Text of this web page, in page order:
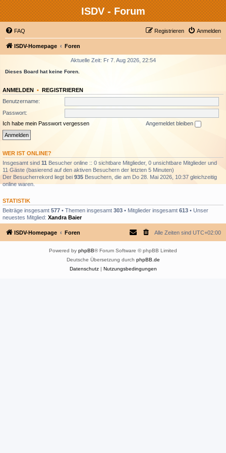
ISDV - Forum
FAQ Anmelden
Registrieren
ISDV-Homepage Foren
Aktuelle Zeit: Fr 7. Aug 2026, 22:54
Dieses Board hat keine Foren.
ANMELDEN • REGISTRIEREN
Benutzername:
Passwort:
Ich habe mein Passwort vergessen
Angemeldet bleiben
WER IST ONLINE?
Insgesamt sind 11 Besucher online :: 0 sichtbare Mitglieder, 0 unsichtbare Mitglieder und
11 Gäste (basierend auf den aktiven Besuchern der letzten 5 Minuten)
Der Besucherrekord liegt bei 935 Besuchern, die am Do 28. Mai 2026, 10:37 gleichzeitig
online waren.
STATISTIK
Beiträge insgesamt 577 • Themen insgesamt 303 • Mitglieder insgesamt 613 • Unser
neuestes Mitglied: Xandra Baier
ISDV-Homepage Foren Alle Zeiten sind UTC+02:00
Powered by phpBB® Forum Software © phpBB Limited
Deutsche Übersetzung durch phpBB.de
Datenschutz| Nutzungsbedingungen